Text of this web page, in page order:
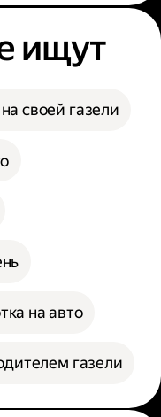
ищут
своей газели
на авто
газели